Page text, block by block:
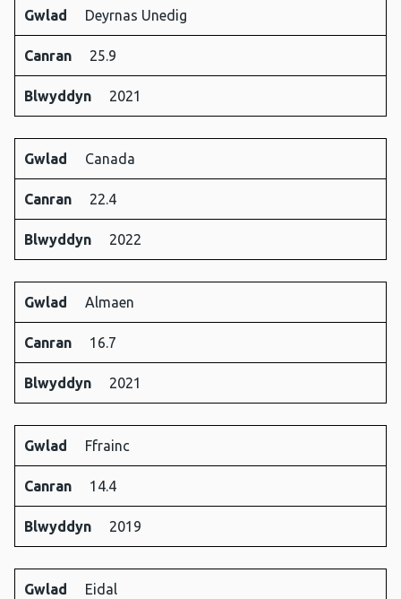
Gwlad Deyrnas Unedig
Canran 25.9
Blwyddyn 2021
Gwlad Canada
Canran 22.4
Blwyddyn 2022
Gwlad Almaen
Canran 16.7
Blwyddyn 2021
Gwlad Ffrainc
Canran 14.4
Blwyddyn 2019
Gwlad Eidal